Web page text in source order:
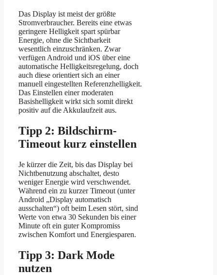
Das Display ist meist der größte
Stromverbraucher. Bereits eine etwas
geringere Helligkeit spart spürbar
Energie, ohne die Sichtbarkeit
wesentlich einzuschränken. Zwar
verfügen Android und iOS über eine
automatische Helligkeitsregelung, doch
auch diese orientiert sich an einer
manuell eingestellten Referenzhelligkeit.
Das Einstellen einer moderaten
Basishelligkeit wirkt sich somit direkt
positiv auf die Akkulaufzeit aus.
Tipp 2: Bildschirm-
Timeout kurz einstellen
Je kürzer die Zeit, bis das Display bei
Nichtbenutzung abschaltet, desto
weniger Energie wird verschwendet.
Während ein zu kurzer Timeout (unter
Android „Display automatisch
ausschalten“) oft beim Lesen stört, sind
Werte von etwa 30 Sekunden bis einer
Minute oft ein guter Kompromiss
zwischen Komfort und Energiesparen.
Tipp 3: Dark Mode
nutzen